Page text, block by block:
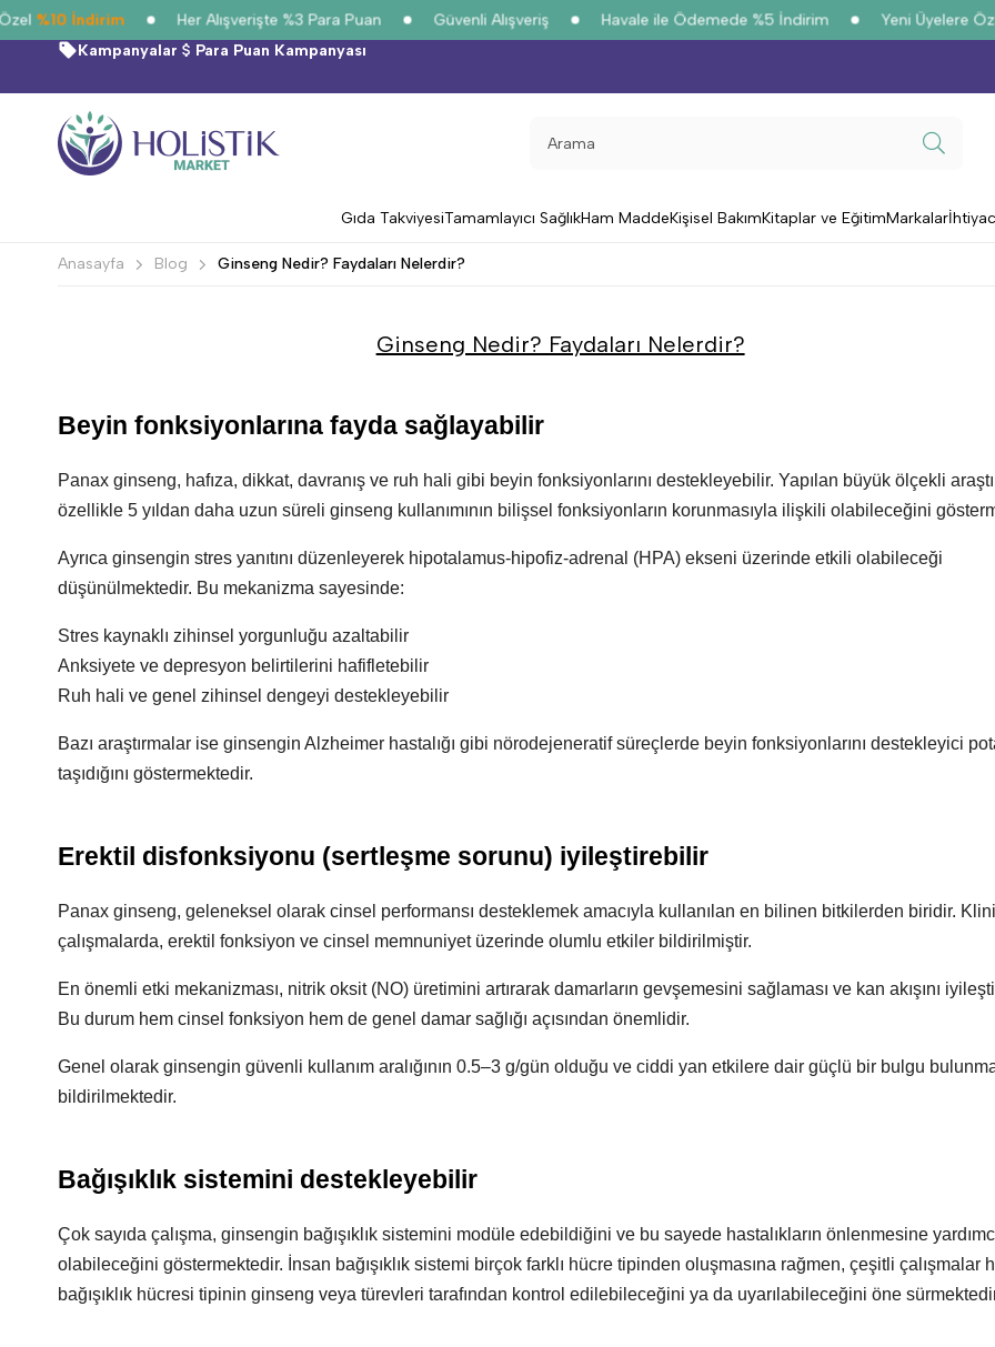
%10 İndirim Her Alışverişte %3 Para Puan Güvenli Alışveriş Havale ile Ödemede %5 İndirim Yeni Üyelere Özel
Kampanyalar
Para Puan Kampanyası
Gıda TakviyesiTamamlayıcı SağlıkHam MaddeKişisel BakımKitaplar ve EğitimMarkalar
Anasayfa Blog Ginseng Nedir? Faydaları Nelerdir?
Ginseng Nedir? Faydaları Nelerdir?
Beyin fonksiyonlarına fayda sağlayabilir
Panax ginseng, hafıza, dikkat, davranış ve ruh hali gibi beyin fonksiyonlarını destekleyebilir. Yapılan büyük ölçekli
özellikle 5 yıldan daha uzun süreli ginseng kullanımının bilişsel fonksiyonların korunmasıyla ilişkili olabileceğini
Ayrıca ginsengin stres yanıtını düzenleyerek hipotalamus-hipofiz-adrenal (HPA) ekseni üzerinde etkili olabileceği
düşünülmektedir. Bu mekanizma sayesinde:
Stres kaynaklı zihinsel yorgunluğu azaltabilir
Anksiyete ve depresyon belirtilerini hafifletebilir
Ruh hali ve genel zihinsel dengeyi destekleyebilir
Bazı araştırmalar ise ginsengin Alzheimer hastalığı gibi nörodejeneratif süreçlerde beyin fonksiyonlarını destekleyici
taşıdığını göstermektedir.
Erektil disfonksiyonu (sertleşme sorunu) iyileştirebilir
Panax ginseng, geleneksel olarak cinsel performansı desteklemek amacıyla kullanılan en bilinen bitkilerden biridir.
çalışmalarda, erektil fonksiyon ve cinsel memnuniyet üzerinde olumlu etkiler bildirilmiştir.
En önemli etki mekanizması, nitrik oksit (NO) üretimini artırarak damarların gevşemesini sağlaması ve kan akışını
Bu durum hem cinsel fonksiyon hem de genel damar sağlığı açısından önemlidir.
Genel olarak ginsengin güvenli kullanım aralığının 0.5–3 g/gün olduğu ve ciddi yan etkilere dair güçlü bir bulgu
bildirilmektedir.
Bağışıklık sistemini destekleyebilir
Çok sayıda çalışma, ginsengin bağışıklık sistemini modüle edebildiğini ve bu sayede hastalıkların önlenmesine
olabileceğini göstermektedir. İnsan bağışıklık sistemi birçok farklı hücre tipinden oluşmasına rağmen, çeşitli çalışmalar
bağışıklık hücresi tipinin ginseng veya türevleri tarafından kontrol edilebileceğini ya da uyarılabileceğini öne